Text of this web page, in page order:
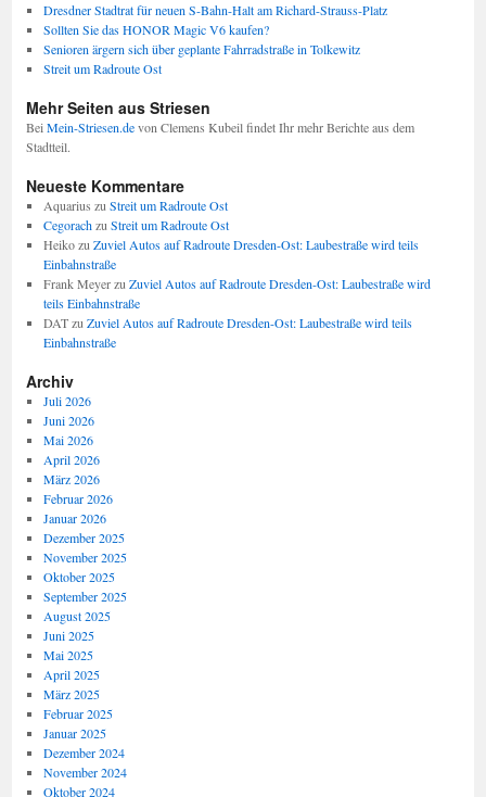
Dresdner Stadtrat für neuen S-Bahn-Halt am Richard-Strauss-Platz
Sollten Sie das HONOR Magic V6 kaufen?
Senioren ärgern sich über geplante Fahrradstraße in Tolkewitz
Streit um Radroute Ost
Mehr Seiten aus Striesen
Bei Mein-Striesen.devon Clemens Kubeil findet Ihr mehr Berichte aus dem
Stadtteil.
Neueste Kommentare
Aquarius zu Streit um Radroute Ost
Cegorachzu Streit um Radroute Ost
Heikozu Zuviel Autos auf Radroute Dresden-Ost: Laubestraße wird teils
Einbahnstraße
Frank Meyerzu Zuviel Autos auf Radroute Dresden-Ost: Laubestraße wird
teils Einbahnstraße
DATzu Zuviel Autos auf Radroute Dresden-Ost: Laubestraße wird teils
Einbahnstraße
Archiv
Juli 2026
Juni 2026
Mai 2026
April 2026
März 2026
Februar 2026
Januar 2026
Dezember 2025
November 2025
Oktober 2025
September 2025
August 2025
Juni 2025
Mai 2025
April 2025
März 2025
Februar 2025
Januar 2025
Dezember 2024
November 2024
Oktober 2024